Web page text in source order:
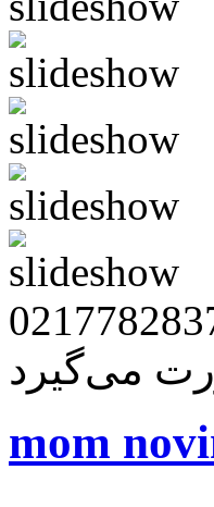
می‌گیرد
mom